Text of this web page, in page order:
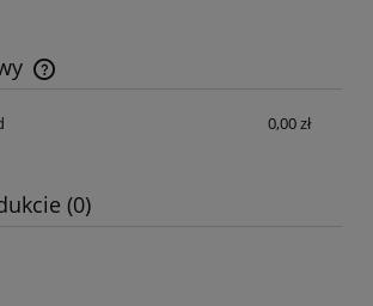
ewentualnych kosztów płatności
0,00 zł
(0)